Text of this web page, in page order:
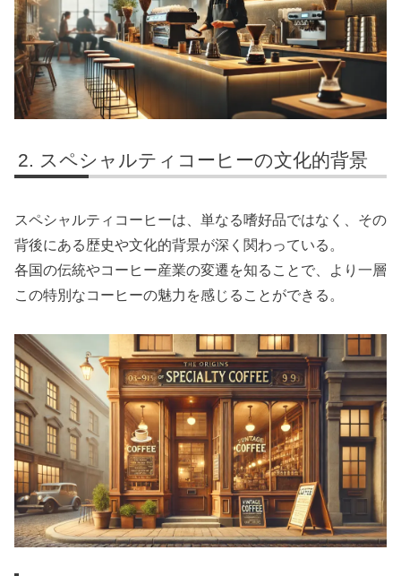
スペシャルティコーヒーの文化的背景
スペシャルティコーヒーは、単なる嗜好品ではなく、その
背後にある歴史や文化的背景が深く関わっている。
各国の伝統やコーヒー産業の変遷を知ることで、より一層
この特別なコーヒーの魅力を感じることができる。